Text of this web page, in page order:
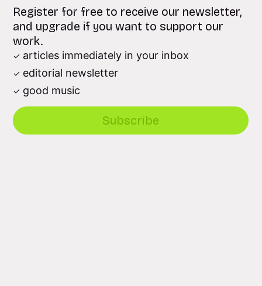
Register for free to receive our newsletter,
and upgrade if you want to support our
work.
articles immediately in your inbox
editorial newsletter
good music
Subscribe